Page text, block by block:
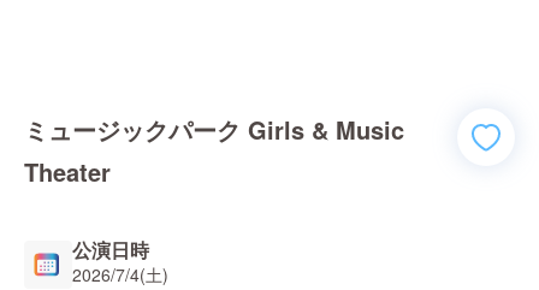
ミュージックパーク Girls & Music
Theater
公演日時
2026/7/4(土)